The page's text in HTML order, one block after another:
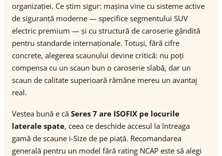
organizației. Ce știm sigur: mașina vine cu sisteme active
de siguranță moderne — specifice segmentului SUV
electric premium — și cu structură de caroserie gândită
pentru standarde internaționale. Totuși, fără cifre
concrete, alegerea scaunului devine critică: nu poți
compensa cu un scaun bun o caroserie slabă, dar un
scaun de calitate superioară rămâne mereu un avantaj
real.
Vestea bună e că Seres 7 are ISOFIX pe locurile
laterale spate, ceea ce deschide accesul la întreaga
gamă de scaune i-Size de pe piață. Recomandarea
generală pentru un model fără rating NCAP este să alegi